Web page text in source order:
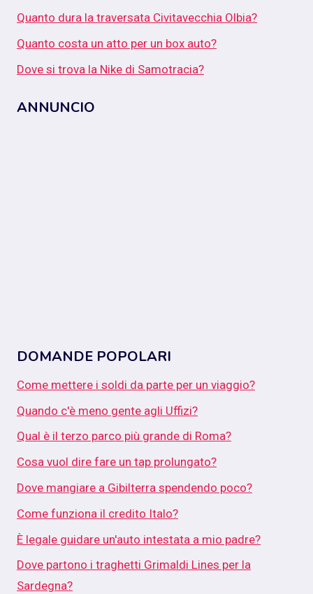
Quanto dura la traversata Civitavecchia Olbia?
Quanto costa un atto per un box auto?
Dove si trova la Nike di Samotracia?
ANNUNCIO
DOMANDE POPOLARI
Come mettere i soldi da parte per un viaggio?
Quando c'è meno gente agli Uffizi?
Qual è il terzo parco più grande di Roma?
Cosa vuol dire fare un tap prolungato?
Dove mangiare a Gibilterra spendendo poco?
Come funziona il credito Italo?
È legale guidare un'auto intestata a mio padre?
Dove partono i traghetti Grimaldi Lines per la
Sardegna?